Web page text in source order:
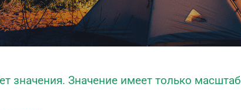
значения. Значение имеет только масштаб